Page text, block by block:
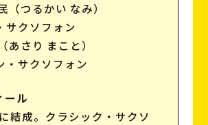
（つるかい なみ）
サクソフォン
あさり まこと）
・サクソフォン
ル
結成。クラシック・サクソ